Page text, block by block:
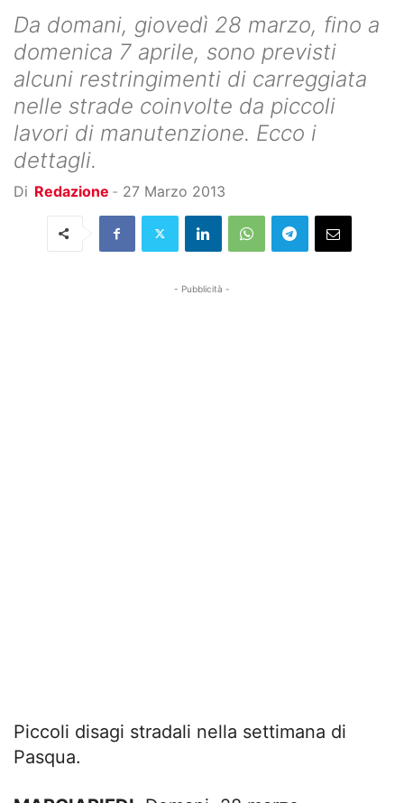
Da domani, giovedì 28 marzo, fino a
domenica 7 aprile, sono previsti
alcuni restringimenti di carreggiata
nelle strade coinvolte da piccoli
lavori di manutenzione. Ecco i
dettagli.
Di Redazione - 27 Marzo 2013
- Pubblicità -
Piccoli disagi stradali nella settimana di
Pasqua.